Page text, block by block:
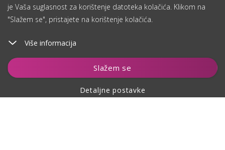
je Vaša suglasnost za korištenje datoteka kolačića. Klikom na
"Slažem se", pristajete na korištenje kolačića.
Više informacija
Slažem se
Detaljne postavke
Čuvaj